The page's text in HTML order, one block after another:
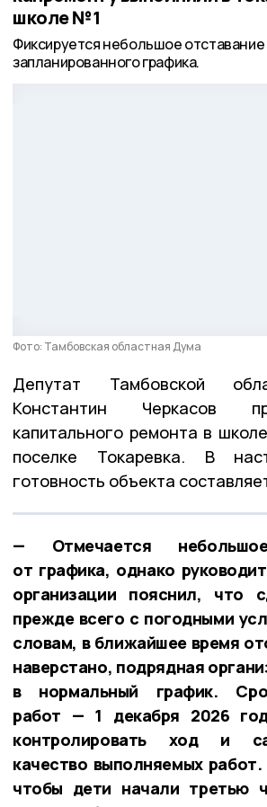
школе №1
Фиксируется небольшое отставание
запланированного графика.
Фото: Тамбовская областная Дума
Депутат Тамбовской
Константин Черкасов
капитального ремонта в
поселке Токаревка. В
готовность объекта
— Отмечается
от графика, однако
организации пояснил, что
прежде всего с погодными
словам, в ближайшее время
наверстано, подрядная
в нормальный график.
работ — 1 декабря 2026
контролировать ход и
качество выполняемых
чтобы дети начали третью